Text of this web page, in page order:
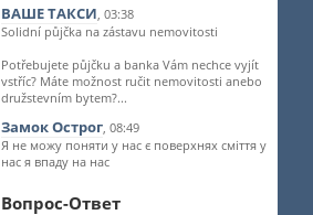
ВАШЕ ТАКСИ, 03:38
Solidní půjčka na zástavu nemovitosti
Potřebujete půjčku a banka Vám nechce vyjít
vstříc? Máte možnost ručit nemovitosti anebo
družstevním bytem?...
Замок Острог, 08:49
Я не можу поняти у нас є поверхнях сміття у
нас я впаду на нас
Вопрос-Ответ